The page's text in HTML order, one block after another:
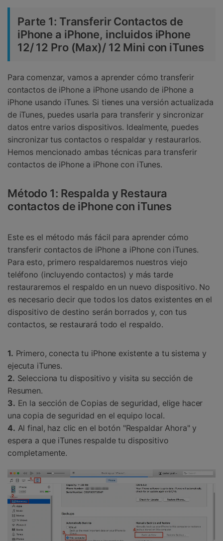
Parte 1: Transferir Contactos de
iPhone a iPhone, incluidos iPhone
12/ 12 Pro (Max)/ 12 Mini con iTunes
Para comenzar, vamos a aprender cómo transferir
contactos de iPhone a iPhone usando de iPhone a
iPhone usando iTunes. Si tienes una versión actualizada
de iTunes, puedes usarla para transferir y sincronizar
datos entre varios dispositivos. Idealmente, puedes
sincronizar tus contactos o respaldar y restaurarlos.
Hemos mencionado ambas técnicas para transferir
contactos de iPhone a iPhone con iTunes.
Método 1: Respalda y Restaura
contactos de iPhone con iTunes
Este es el método más fácil para aprender cómo
transferir contactos de iPhone a iPhone con iTunes.
Para esto, primero respaldaremos nuestros viejo
teléfono (incluyendo contactos) y más tarde
restauraremos el respaldo en un nuevo dispositivo. No
es necesario decir que todos los datos existentes en el
dispositivo de destino serán borrados y, con tus
contactos, se restaurará todo el respaldo.
1. Primero, conecta tu iPhone existente a tu sistema y
ejecuta iTunes.
2. Selecciona tu dispositivo y visita su sección de
Resumen.
3. En la sección de Copias de seguridad, elige hacer
una copia de seguridad en el equipo local.
4. Al final, haz clic en el botón "Respaldar Ahora" y
espera a que iTunes respalde tu dispositivo
completamente.